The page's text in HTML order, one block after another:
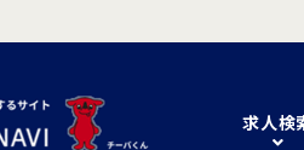
求人検